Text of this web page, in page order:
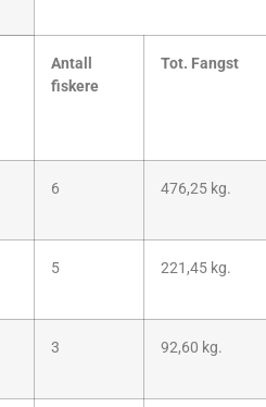
Antall
fiskere
Tot. Fangst
6 476,25 kg.
5 221,45 kg.
3 92,60 kg.